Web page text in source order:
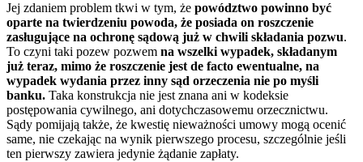
Jej zdaniem problem tkwi w tym, że powództwo powinno być
oparte na twierdzeniu powoda, że posiada on roszczenie
zasługujące na ochronę sądową już w chwili składania pozwu.
To czyni taki pozew pozwem na wszelki wypadek, składanym
już teraz, mimo że roszczenie jest de facto ewentualne, na
wypadek wydania przez inny sąd orzeczenia nie po myśli
banku. Taka konstrukcja nie jest znana ani w kodeksie
postępowania cywilnego, ani dotychczasowemu orzecznictwu.
Sądy pomijają także, że kwestię nieważności umowy mogą ocenić
same, nie czekając na wynik pierwszego procesu, szczególnie jeśli
ten pierwszy zawiera jedynie żądanie zapłaty.